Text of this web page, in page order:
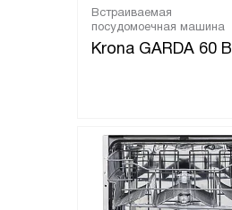
Встраиваемая
посудомоечная машина
Krona GARDA 60 BI